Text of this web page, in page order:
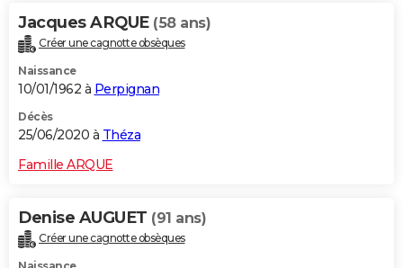
Jacques ARQUE (58 ans)
Créer une cagnotte obsèques
Naissance
10/01/1962 à Perpignan
Décès
25/06/2020 à Théza
Famille ARQUE
Denise AUGUET (91 ans)
Créer une cagnotte obsèques